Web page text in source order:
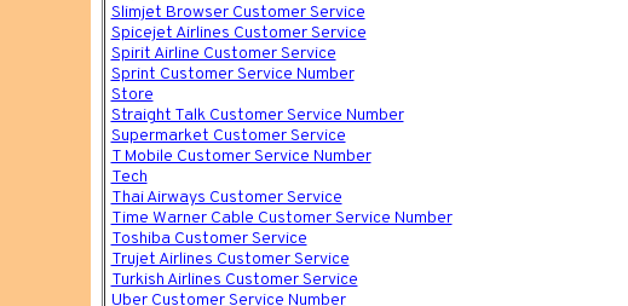
Slimjet Browser Customer Service
Spicejet Airlines Customer Service
Spirit Airline Customer Service
Sprint Customer Service Number
Store
Straight Talk Customer Service Number
Supermarket Customer Service
T Mobile Customer Service Number
Tech
Thai Airways Customer Service
Time Warner Cable Customer Service Number
Toshiba Customer Service
Trujet Airlines Customer Service
Turkish Airlines Customer Service
Uber Customer Service Number